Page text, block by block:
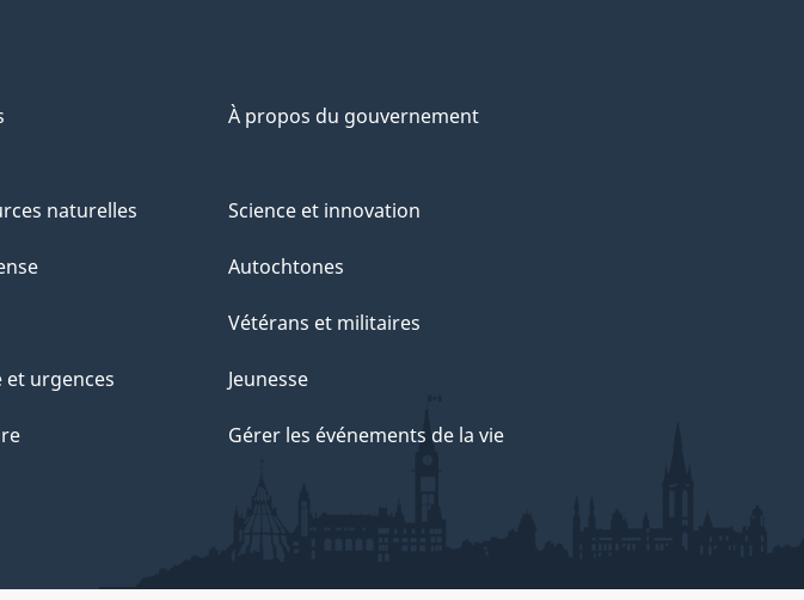
À propos du gouvernement
naturelles
et urgences
Science et innovation
Autochtones
Vétérans et militaires
Jeunesse
Gérer les événements de la vie